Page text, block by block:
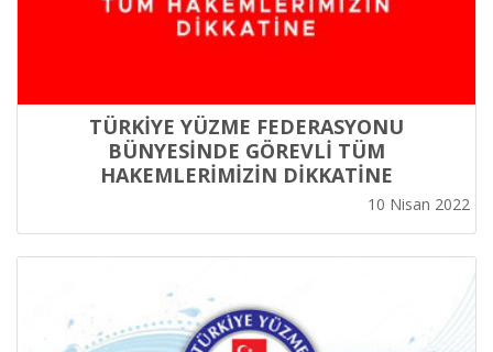
TÜRKİYE YÜZME FEDERASYONU
BÜNYESİNDE GÖREVLİ TÜM
HAKEMLERİMİZİN DİKKATİNE
10 Nisan 2022